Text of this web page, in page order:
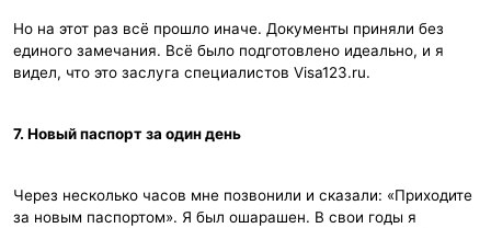
Но на этот раз всё прошло иначе. Документы приняли без
единого замечания. Всё было подготовлено идеально, и я
видел, что это заслуга специалистов Visa123.ru.
7. Новый паспорт за один день
Через несколько часов мне позвонили и сказали: «Приходите
за новым паспортом». Я был ошарашен. В свои годы я